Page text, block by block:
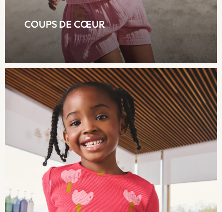
Printed T-Shirts
Plain T-Shirts
Multipacks
Top & Short Sets
Top & Legging Sets
Dungaree Sets
Shop all
Disney
Bluey
Lilo & Stich
Cardigans
Dresses
Shoes
Skirts
All Bags & Accessories
Bags
Hats, Gloves & Scarves
Hoodies & Sweatshirts
COUPS DE CŒUR